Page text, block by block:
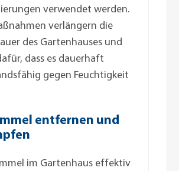
verwendet werden.
verlängern die
des Gartenhauses und
dass es dauerhaft
gegen Feuchtigkeit
entfernen und
im Gartenhaus effektiv